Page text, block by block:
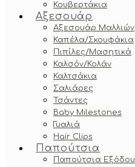
Κουβερτάκια
Αξεσουάρ
Αξεσουάρ Μαλλιών
Καπέλα/Σκουφάκια
Πιπίλες/Μασητικά
Καλσόν/Κολάν
Καλτσάκια
Σαλιάρες
Τσάντες
Baby Milestones
Γυαλιά
Hair Clips
Παπούτσια
Παπούτσια Εξόδου